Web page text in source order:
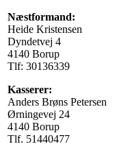
Næstformand:
Heide Kristensen
Dyndetvej 4
4140 Borup
Tlf: 30136339
Kasserer:
Anders Brøns Petersen
Ørningevej 24
4140 Borup
Tlf. 51440477